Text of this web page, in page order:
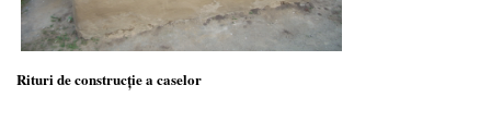
Rituri de construcție a caselor